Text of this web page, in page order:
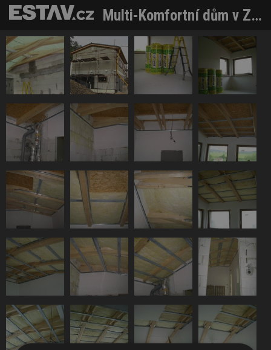
Multi-Komfortní dům v Zahořanech - vnitřní omítky a sádrokartonové konstrukce